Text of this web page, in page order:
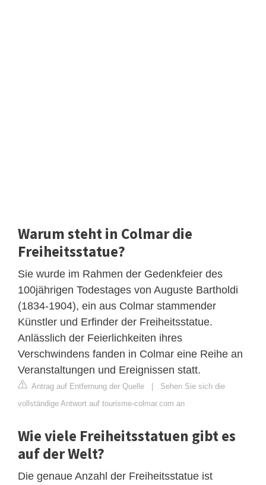
Warum steht in Colmar die
Freiheitsstatue?
Sie wurde im Rahmen der Gedenkfeier des
100jährigen Todestages von Auguste Bartholdi
(1834-1904), ein aus Colmar stammender
Künstler und Erfinder der Freiheitsstatue.
Anlässlich der Feierlichkeiten ihres
Verschwindens fanden in Colmar eine Reihe an
Veranstaltungen und Ereignissen statt.
Antrag auf Entfernung der Quelle | Sehen Sie sich die
vollständige Antwort auf tourisme-colmar.com an
Wie viele Freiheitsstatuen gibt es
auf der Welt?
Die genaue Anzahl der Freiheitsstatue ist